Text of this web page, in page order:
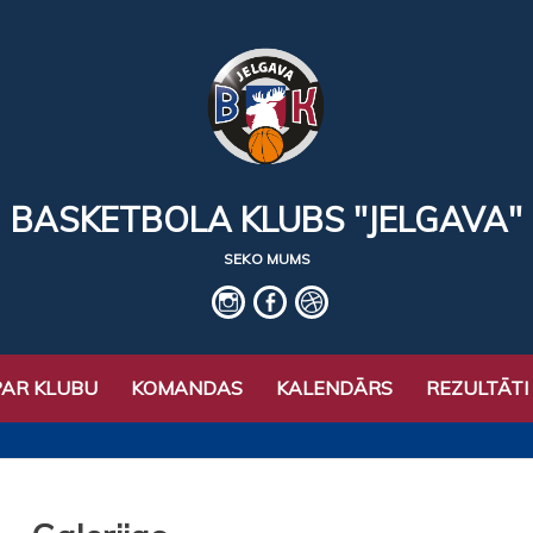
BASKETBOLA KLUBS "JELGAVA"
SEKO MUMS
IG fb basket
KLUBU KOMANDAS KALENDĀRS REZULTĀTI